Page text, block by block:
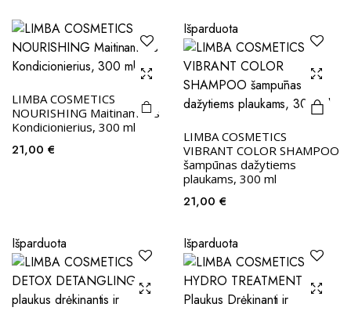
LIMBA COSMETICS
NOURISHING Maitinamasis
Kondicionierius, 300 ml
21,00 €
Išparduota
LIMBA COSMETICS
VIBRANT COLOR SHAMPOO
šampūnas dažytiems
plaukams, 300 ml
21,00 €
Išparduota Išparduota